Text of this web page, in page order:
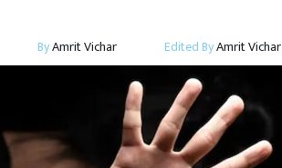
ByAmrit Vichar Edited ByAmrit Vichar